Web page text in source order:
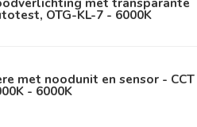
OTG-KL-7 - 6000K
met noodunit en sensor - CCT
- 6000K